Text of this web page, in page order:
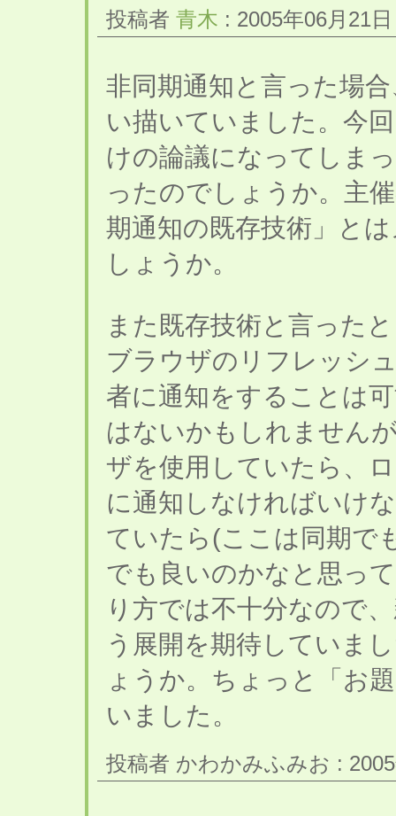
投稿者 青木 : 2005年06月21
非同期通知と言った場
い描いていました。今
けの論議になってしま
ったのでしょうか。主
期通知の既存技術」と
しょうか。
また既存技術と言った
ブラウザのリフレッシ
者に通知をすることは
はないかもしれません
ザを使用していたら、
に通知しなければいけ
ていたら(ここは同期で
でも良いのかなと思っ
り方では不十分なので
う展開を期待していま
ょうか。ちょっと「お
いました。
投稿者 かわかみふみお :